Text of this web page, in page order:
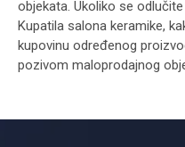
objekata. Ukoliko se
Kupatila salona keramike,
kupovinu određenog
pozivom maloprodajnog